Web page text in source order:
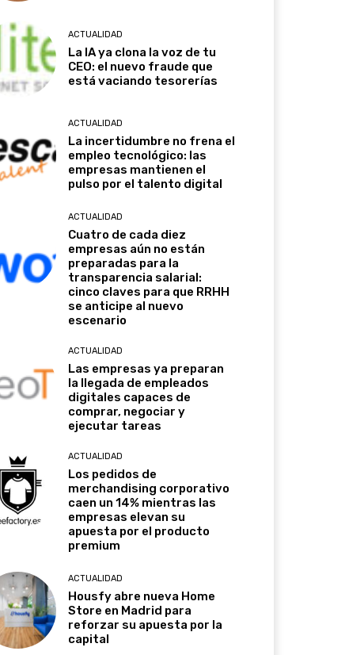
ACTUALIDAD
La IA ya clona la voz de tu
CEO: el nuevo fraude que
está vaciando tesorerías
ACTUALIDAD
La incertidumbre no frena el
empleo tecnológico: las
empresas mantienen el
pulso por el talento digital
ACTUALIDAD
Cuatro de cada diez
empresas aún no están
preparadas para la
transparencia salarial:
cinco claves para que RRHH
se anticipe al nuevo
escenario
ACTUALIDAD
Las empresas ya preparan
la llegada de empleados
digitales capaces de
comprar, negociar y
ejecutar tareas
ACTUALIDAD
Los pedidos de
merchandising corporativo
caen un 14% mientras las
empresas elevan su
apuesta por el producto
premium
ACTUALIDAD
Housfy abre nueva Home
Store en Madrid para
reforzar su apuesta por la
capital